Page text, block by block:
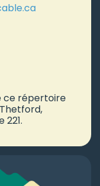
ce répertoire